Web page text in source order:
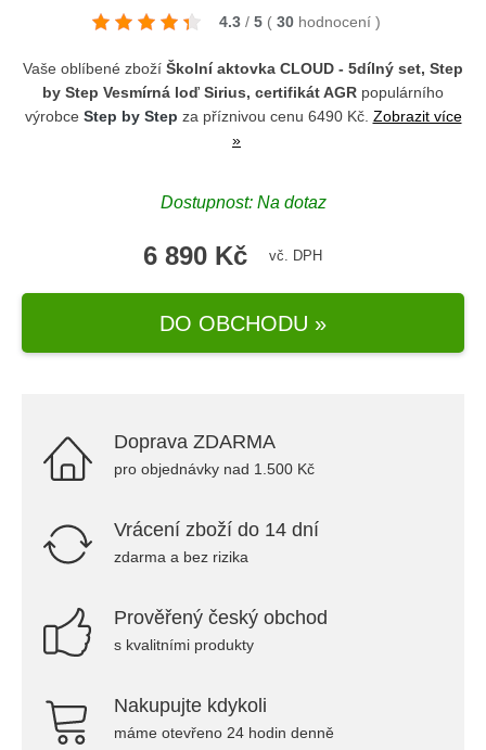
4.3 / 5 ( 30 hodnocení )
Vaše oblíbené zboží Školní aktovka CLOUD - 5dílný set, Step
by Step Vesmírná loď Sirius, certifikát AGR populárního
výrobce Step by Step za příznivou cenu 6490 Kč. Zobrazit více
»
Dostupnost: Na dotaz
6 890 Kč vč. DPH
DO OBCHODU »
Doprava ZDARMA
pro objednávky nad 1.500 Kč
Vrácení zboží do 14 dní
zdarma a bez rizika
Prověřený český obchod
s kvalitními produkty
Nakupujte kdykoli
máme otevřeno 24 hodin denně